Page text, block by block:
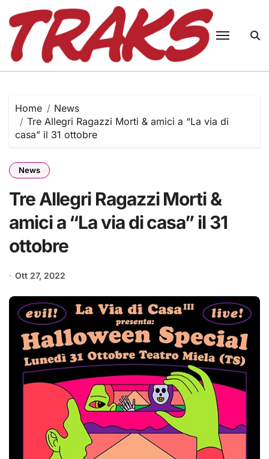
content
Home
News
Tre Allegri Ragazzi Morti & amici a “La via di
casa” il 31 ottobre
News
Tre Allegri Ragazzi Morti &
amici a “La via di casa” il 31
ottobre
Ott 27, 2022